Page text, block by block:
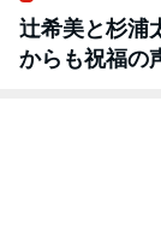
辻希美と杉浦
からも祝福の